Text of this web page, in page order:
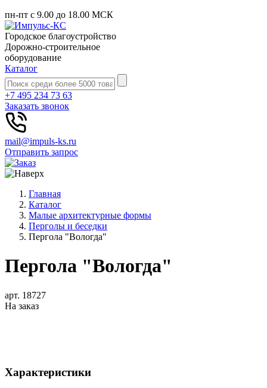
пн-пт с 9.00 до 18.00 МСК
Городское благоустройство
Дорожно-строительное
оборудование
Каталог
+7 495 234 73 63
Заказать звонок
mail@impuls-ks.ru
Отправить запрос
Главная
Каталог
Малые архитектурные формы
Перголы и беседки
Пергола "Вологда"
Пергола "Вологда"
арт. 18727
На заказ
Характеристики